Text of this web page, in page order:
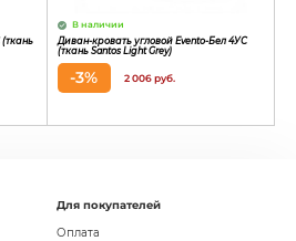
В наличии
Диван-кровать угловой Evento-Бел 4УС
(ткань Santos Light Grey)
-3% 2 006 руб.
Для покупателей
Оплата